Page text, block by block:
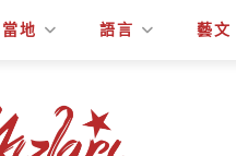
當地 語言 藝文